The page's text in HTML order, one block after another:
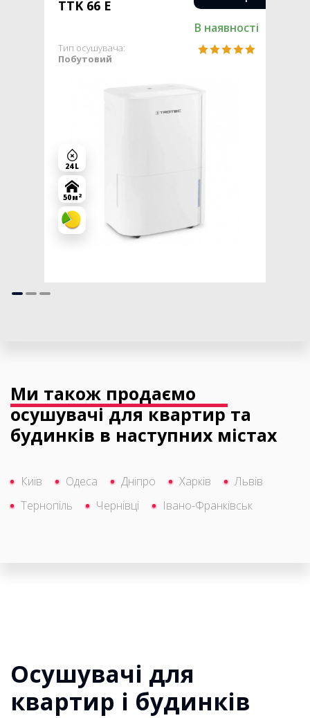
В наявності
TTK 66 E
Тип осушувача:
Побутовий
24 L
50 м 2
Ми також продаємо
осушувачі для квартир та
будинків в наступних містах
Київ Одеса Дніпро Харків
Львів
Тернопіль
Чернівці Івано-Франківськ
Осушувачі для
квартир і будинків